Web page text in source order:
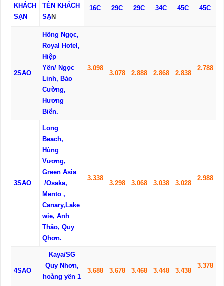
16C 29C 29C 34C 45C 45C
KHÁCH
SẠN
TÊN KHÁCH
SẠN
2SAO
Hồng Ngọc,
Royal Hotel,
Hiệp
Yến/ Ngọc
Linh,Bảo
Cường,
Hương
Biển.
3.098
3.078 2.888 2.868 2.838
2.788
3SAO
Long
Beach,
Hùng
Vương,
Green Asia
/Osaka,
Mento ,
Canary,Lake
wie, Anh
Thảo, Quy
Qhơn.
3.338
3.298 3.068 3.038 3.028
2.988
4SAO
Kaya/SG
Quy Nhơn,
hoàng yến 1
3.688 3.678 3.468 3.448 3.438
3.378